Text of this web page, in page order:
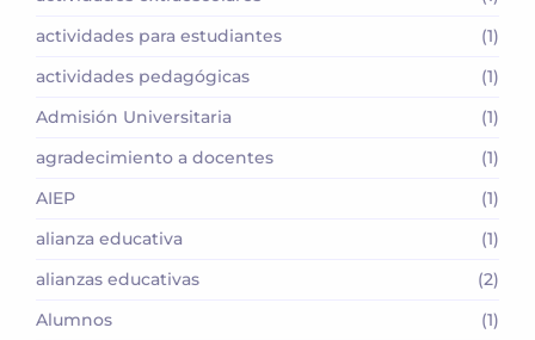
actividades para estudiantes
(1)
actividades pedagógicas
(1)
Admisión Universitaria
(1)
agradecimiento a docentes
(1)
AIEP
(1)
alianza educativa
(1)
alianzas educativas
(2)
Alumnos
(1)